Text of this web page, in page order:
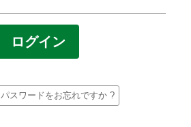
パスワードをお忘れですか ?